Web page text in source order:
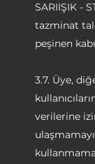
SARIIŞIK -
tazminat
peşinen
3.7. Üye,
verilerine